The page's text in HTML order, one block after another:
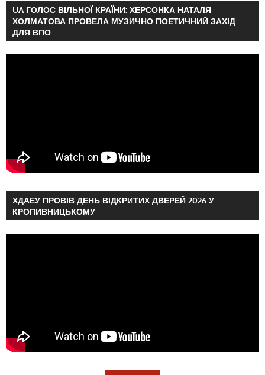
UA ГОЛОС ВІЛЬНОЇ КРАЇНИ: ХЕРСОНКА НАТАЛЯ
ХОЛМАТОВА ПРОВЕЛА МУЗИЧНО ПОЕТИЧНИЙ ЗАХІД
ДЛЯ ВПО
ХДАЕУ ПРОВІВ ДЕНЬ ВІДКРИТИХ ДВЕРЕЙ 2026 У
КРОПИВНИЦЬКОМУ